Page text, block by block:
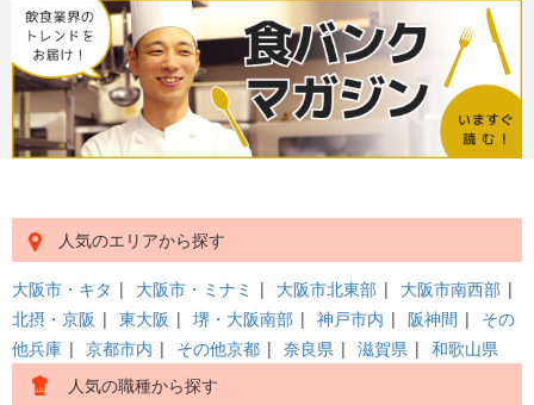
人気のエリアから探す
大阪市・キタ | 大阪市・ミナミ | 大阪市北東部 | 大阪市南西部 |
北摂・京阪 | 東大阪 | 堺・大阪南部 | 神戸市内 | 阪神間 | その
他兵庫 | 京都市内 | その他京都 | 奈良県 | 滋賀県 | 和歌山県
人気の職種から探す